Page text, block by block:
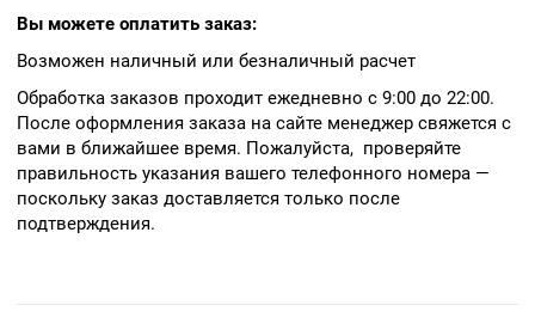
Вы можете оплатить заказ:
Возможен наличный или безналичный расчет
Обработка заказов проходит ежедневно с 9:00 до 22:00.
После оформления заказа на сайте менеджер свяжется с
вами в ближайшее время. Пожалуйста, проверяйте
правильность указания вашего телефонного номера —
поскольку заказ доставляется только после
подтверждения.